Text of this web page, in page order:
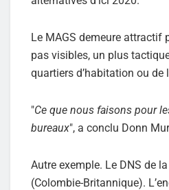
Le MAGS demeure attractif
pas visibles, un plus
quartiers d’habitation ou de
"Ce que nous faisons pour
bureaux", a conclu Donn
Autre exemple. Le DNS de
(Colombie-Britannique).